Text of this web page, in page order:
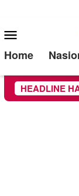
Menu
Home
HEADLINE
Lounge